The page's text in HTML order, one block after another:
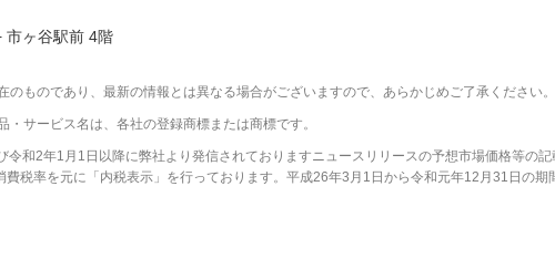
市ヶ谷駅前 4階
ものであり、最新の情報とは異なる場合がございますので、あらかじめご了承ください。
サービス名は、各社の登録商標または商標です。
和2年1月1日以降に弊社より発信されておりますニュースリリースの予想市場価格等の記
税率を元に「内税表示」を行っております。平成26年3月1日から令和元年12月31日の期